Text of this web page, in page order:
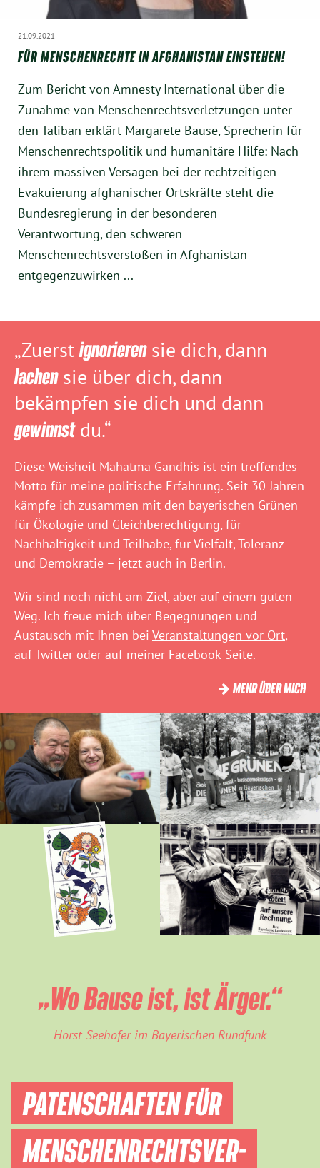
21.09.2021
FÜR MENSCHENRECHTE IN AFGHANISTAN EINSTEHEN!
Zum Bericht von Amnesty International über die
Zunahme von Menschenrechtsverletzungen unter
den Taliban erklärt Margarete Bause, Sprecherin für
Menschenrechtspolitik und humanitäre Hilfe: Nach
ihrem massiven Versagen bei der rechtzeitigen
Evakuierung afghanischer Ortskräfte steht die
Bundesregierung in der besonderen
Verantwortung, den schweren
Menschenrechtsverstößen in Afghanistan
entgegenzuwirken ...
„Zuerstignorierensie dich, dann
lachensie über dich, dann
bekämpfen sie dich und dann
gewinnstdu.“
Diese Weisheit Mahatma Gandhis ist ein treffendes
Motto für meine politische Erfahrung. Seit 30 Jahren
kämpfe ich zusammen mit den bayerischen Grünen
für Ökologie und Gleichberechtigung, für
Nachhaltigkeit und Teilhabe, für Vielfalt, Toleranz
und Demokratie – jetzt auch in Berlin.
Wir sind noch nicht am Ziel, aber auf einem guten
Weg. Ich freue mich über Begegnungen und
Austausch mit Ihnen bei Veranstaltungen vor Ort,
aufTwitter oder auf meiner Facebook-Seite.
MEHR ÜBER MICH
„Wo Bause ist, ist Ärger.“
Horst Seehofer im Bayerischen Rundfunk
PATENSCHAFTEN FÜR
MENSCHEN­RECHTS­VER­